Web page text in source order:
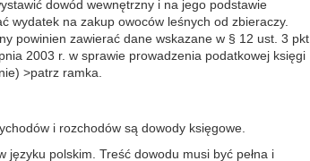
dowód wewnętrzny i na jego podstawie
wydatek na zakup owoców leśnych od zbieraczy.
powinien zawierać dane wskazane w § 12 ust. 3 pkt
2003 r. w sprawie prowadzenia podatkowej księgi
>patrz ramka.
i rozchodów są dowody księgowe.
polskim. Treść dowodu musi być pełna i